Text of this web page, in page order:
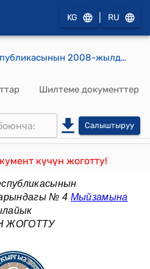
KG RU
Кыргыз Республикасынын 2008-жылдын 17-октябры № 230 "Салык кодекси"
Шилтеме документтер
Салыштыруу
күчүн жоготту!